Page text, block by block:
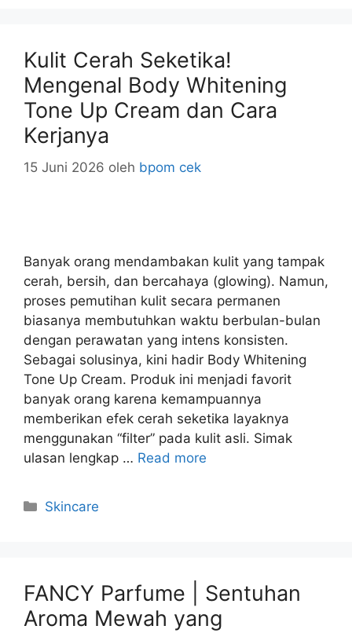
Kulit Cerah Seketika!
Mengenal Body Whitening
Tone Up Cream dan Cara
Kerjanya
15 Juni 2026 oleh bpom cek
Banyak orang mendambakan kulit yang tampak
cerah, bersih, dan bercahaya (glowing). Namun,
proses pemutihan kulit secara permanen
biasanya membutuhkan waktu berbulan-bulan
dengan perawatan yang intens konsisten.
Sebagai solusinya, kini hadir Body Whitening
Tone Up Cream. Produk ini menjadi favorit
banyak orang karena kemampuannya
memberikan efek cerah seketika layaknya
menggunakan “filter” pada kulit asli. Simak
ulasan lengkap … Read more
Kategori
Skincare
FANCY Parfume | Sentuhan
Aroma Mewah yang